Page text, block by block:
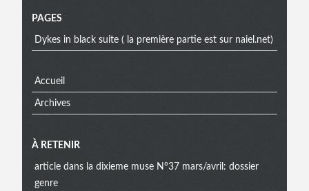
Menu
PAGES
Dykes in black suite ( la première partie est sur naiel.net)
Accueil
Archives
À RETENIR
article dans la dixieme muse N°37 mars/avril: dossier
genre